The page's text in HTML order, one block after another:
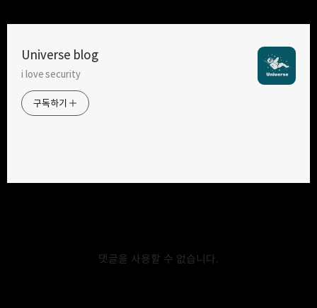
Universe blog
i love security
구독하기
댓글을 사용할 수 없습니다.
트위터
DB에 패스워드를 안전하게 저장하기 위해서는 단방향 해시 함수를